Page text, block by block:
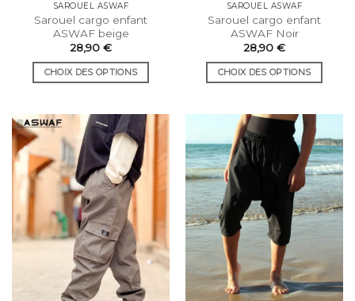
SAROUEL ASWAF
Sarouel cargo enfant
ASWAF beige
28,90 €
CHOIX DES OPTIONS
a
plusieurs
variations.
Les
options
peuvent
être
choisies
sur
la
page
SAROUEL ASWAF
Sarouel cargo enfant
ASWAF Noir
28,90 €
CHOIX DES OPTIONS
plusieurs
variations.
Les
options
peuvent
être
choisies
sur
la
page